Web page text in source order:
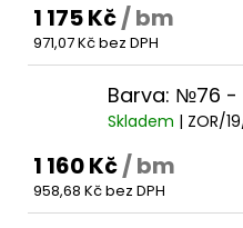
1 175 Kč/ bm
971,07 Kč bez DPH
Barva: №76 -
Skladem | ZOR/
1 160 Kč/ bm
958,68 Kč bez DPH